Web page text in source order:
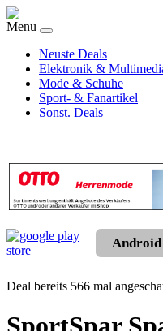
Menu
Neuste Deals
Elektronik &
Mode & Schuhe
Sport- & Fanartikel
Sonst. Deals
Android
Deal bereits 566 mal